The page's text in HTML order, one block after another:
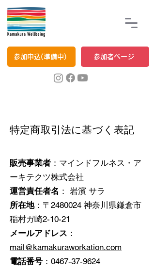
参加申込(準備中) 参加者ページ
特定商取引法に基づく表記
販売事業者 ：マインドフルネス・ア
ーキテクツ株式会社
運営責任者名 ： 岩濱 サラ
所在地：〒2480024 神奈川県鎌倉市
稲村ガ崎2-10-21
メールアドレス ：
mail@kamakuraworkation.com
電話番号 ：0467-37-9624